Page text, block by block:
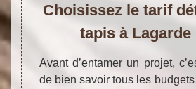
Choisissez le tarif
tapis à Lagarde
Avant d’entamer un projet,
de bien savoir tous les